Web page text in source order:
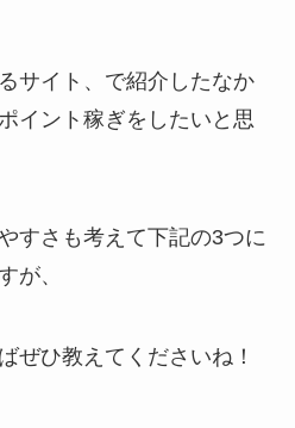
サイト、で紹介したなか
イント稼ぎをしたいと思
すさも考えて下記の3つに
が、
ぜひ教えてくださいね！